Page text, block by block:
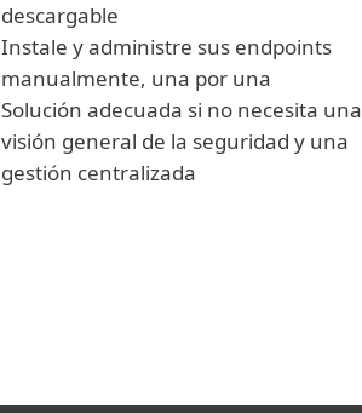
descargable
Instale y administre sus endpoints
manualmente, una por una
Solución adecuada si no necesita una
visión general de la seguridad y una
gestión centralizada